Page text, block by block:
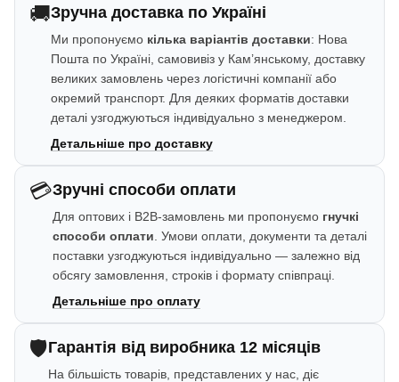
🚚Зручна доставка по Україні
Ми пропонуємо кілька варіантів доставки: Нова
Пошта по Україні, самовивіз у Кам’янському, доставку
великих замовлень через логістичні компанії або
окремий транспорт. Для деяких форматів доставки
деталі узгоджуються індивідуально з менеджером.
Детальніше про доставку
💳Зручні способи оплати
Для оптових і B2B-замовлень ми пропонуємо гнучкі
способи оплати . Умови оплати, документи та деталі
поставки узгоджуються індивідуально — залежно від
обсягу замовлення, строків і формату співпраці.
Детальніше про оплату
🛡️Гарантія від виробника 12 місяців
На більшість товарів, представлених у нас, діє